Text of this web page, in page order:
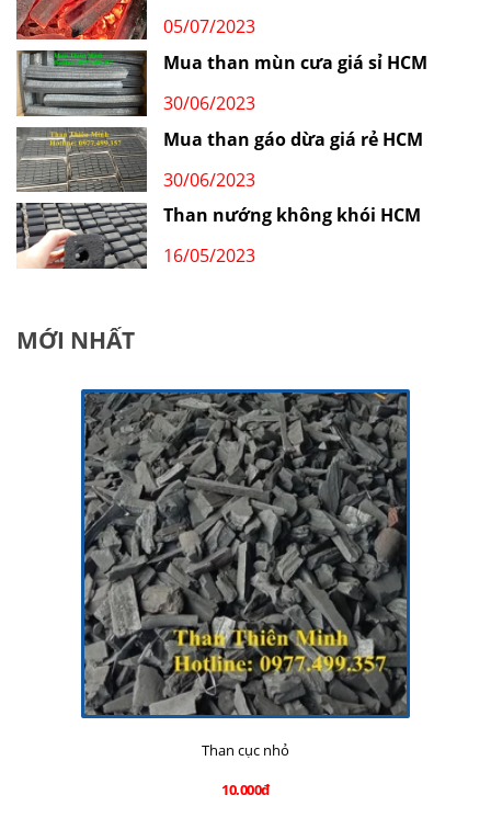
05/07/2023
Mua than mùn cưa giá sỉ HCM
30/06/2023
Mua than gáo dừa giá rẻ HCM
30/06/2023
Than nướng không khói HCM
16/05/2023
MỚI NHẤT
Than cục nhỏ
10.000đ